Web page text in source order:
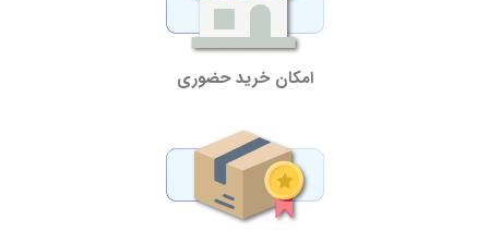
امکان خرید حضوری